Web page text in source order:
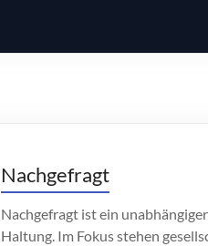
Nachgefragt
Nachgefragt ist ein
Haltung. Im Fokus stehen